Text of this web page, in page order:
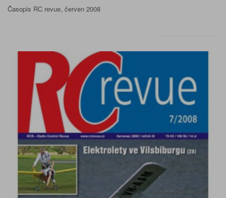
Časopis RC revue, červen 2008